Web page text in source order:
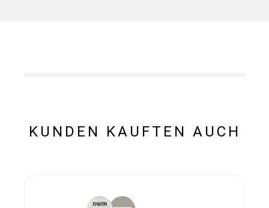
KUNDEN KAUFTEN AUCH